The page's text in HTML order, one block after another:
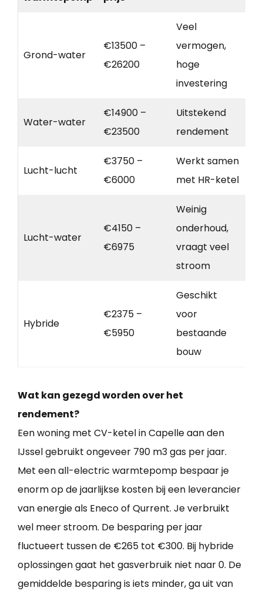
Grond-water
€13500 –
€26200
Veel
vermogen,
hoge
investering
Water-water
€14900 –
€23500
Uitstekend
rendement
Lucht-lucht
€3750 –
€6000
Werkt samen
met HR-ketel
Lucht-water
€4150 –
€6975
Weinig
onderhoud,
vraagt veel
stroom
Hybride
€2375 –
€5950
Geschikt
voor
bestaande
bouw
Wat kan gezegd worden over het
rendement?
Een woning met CV-ketel in Capelle aan den
IJssel gebruikt ongeveer 790 m3 gas per jaar.
Met een all-electric warmtepomp bespaar je
enorm op de jaarlijkse kosten bij een leverancier
van energie als Eneco of Qurrent. Je verbruikt
wel meer stroom. De besparing per jaar
fluctueert tussen de €265 tot €300. Bij hybride
oplossingen gaat het gasverbruik niet naar 0. De
gemiddelde besparing is iets minder, ga uit van